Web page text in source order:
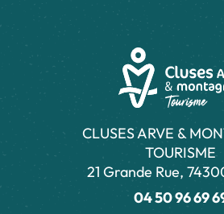
CLUSES ARVE &
TOURISME
21 Grande Rue,
04 50 96 69